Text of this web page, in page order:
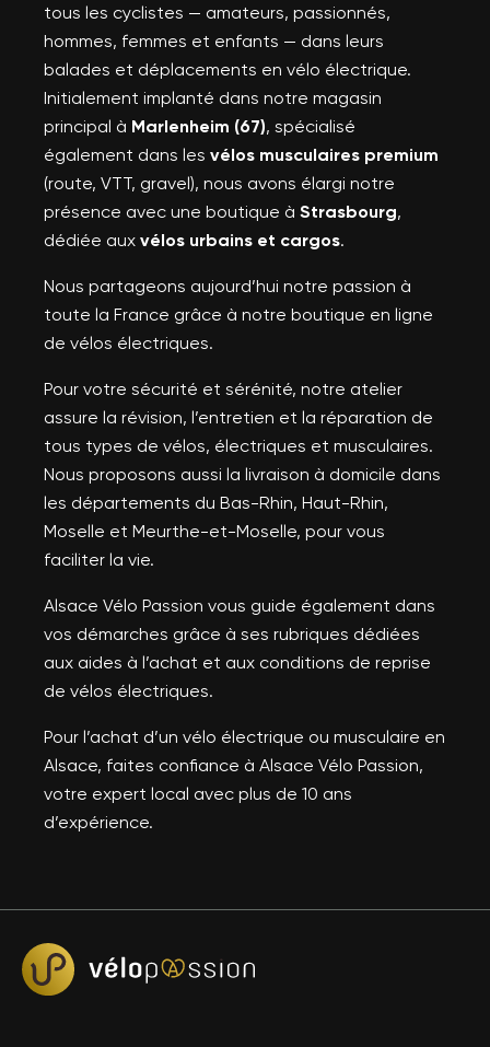
tous les cyclistes — amateurs, passionnés,
hommes, femmes et enfants — dans leurs
balades et déplacements en vélo électrique.
Initialement implanté dans notre magasin
principal à Marlenheim (67), spécialisé
également dans les vélos musculaires premium
(route, VTT, gravel), nous avons élargi notre
présence avec une boutique à Strasbourg,
dédiée aux vélos urbains et cargos.
Nous partageons aujourd’hui notre passion à
toute la France grâce à notre boutique en ligne
de vélos électriques.
Pour votre sécurité et sérénité, notre atelier
assure la révision, l’entretien et la réparation de
tous types de vélos, électriques et musculaires.
Nous proposons aussi la livraison à domicile dans
les départements du Bas-Rhin, Haut-Rhin,
Moselle et Meurthe-et-Moselle, pour vous
faciliter la vie.
Alsace Vélo Passion vous guide également dans
vos démarches grâce à ses rubriques dédiées
aux aides à l’achat et aux conditions de reprise
de vélos électriques.
Pour l’achat d’un vélo électrique ou musculaire en
Alsace, faites confiance à Alsace Vélo Passion,
votre expert local avec plus de 10 ans
d’expérience.